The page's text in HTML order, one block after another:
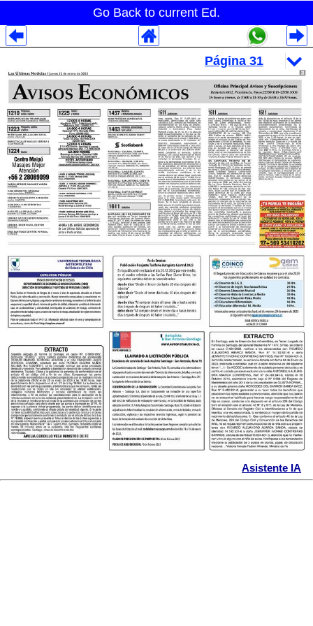
Go Back to current Ed.
Asistente IA
Despliegues Analytics
Despliegues Totales
Despliegues por Rubros